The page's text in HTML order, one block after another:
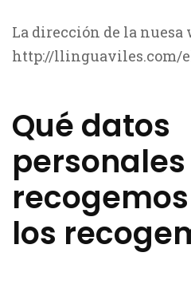
La dirección de la nuesa
http://llinguaviles.com/
Qué datos
personales
los